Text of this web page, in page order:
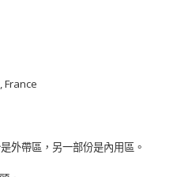
France
外帶區，另一部份是內用區。